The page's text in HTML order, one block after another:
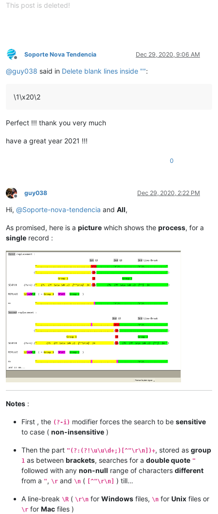
This post is deleted!
Offline
Soporte Nova Tendencia Dec 29, 2020, 9:06 AM
@guy038 said in Delete blank lines inside "":
\1\x20\2
Perfect !!! thank you very much
have a great year 2021 !!!
0
Offline
guy038 Dec 29, 2020, 2:22 PM
Hi, @Soporte-nova-tendencia and All,
As promised, here is a picture which shows the process, for a
single record :
Notes :
First , the (?-i) modifier forces the search to be sensitive
to case ( non-insensitive )
Then the part "(?:(?!\u\u\d+;)[^"\r\n])+, stored as group
1 as between brackets, searches for a double quote "
followed with any non-null range of characters different
from a ", \r and \n ( [^"\r\n] ) till…
A line-break \R ( \r\n for Windows files, \n for Unix files or
\r for Mac files )